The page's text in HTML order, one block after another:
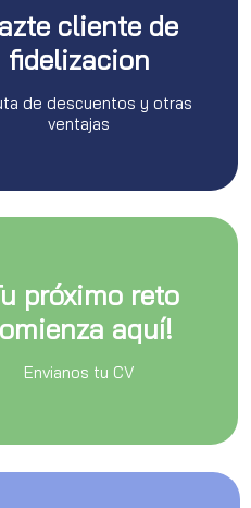
cliente de
fidelizacion
de descuentos y otras
ventajas
próximo reto
aquí!
Envianos tu CV